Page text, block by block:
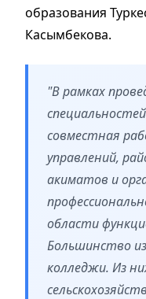
образования
Касымбекова.
"В рамках
совместная
управлений,
акиматов и
области
Большинство
колледжи. Из